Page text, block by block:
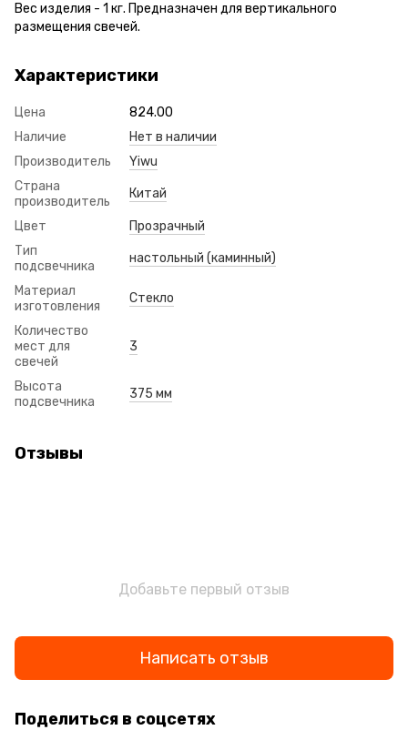
Вес изделия - 1 кг. Предназначен для вертикального
размещения свечей.
Характеристики
Цена
824.00
Наличие
Нет в наличии
Производитель
Yiwu
Страна
производитель
Китай
Цвет
Прозрачный
Тип
подсвечника
настольный (каминный)
Материал
изготовления
Стекло
Количество
мест для
свечей
3
Высота
подсвечника
375 мм
Отзывы
Добавьте первый отзыв
Написать отзыв
Поделиться в соцсетях